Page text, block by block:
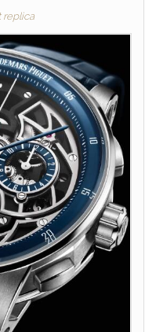
replica